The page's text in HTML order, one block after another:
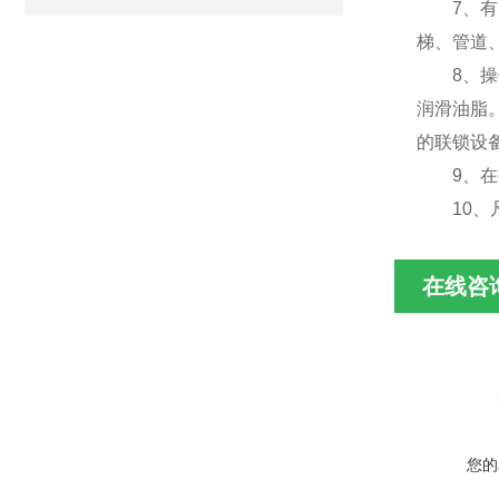
7、有电
梯、管道
8、操作
润滑油脂
的联锁设
9、在每
10、凡
在线咨
您